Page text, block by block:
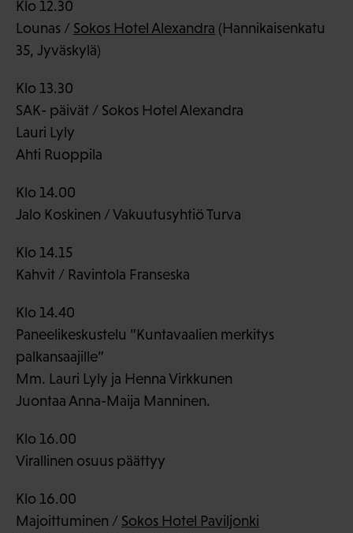
Klo 12.30
Lounas / Sokos Hotel Alexandra (Hannikaisenkatu
35, Jyväskylä)
Klo 13.30
SAK- päivät / Sokos Hotel Alexandra
Lauri Lyly
Ahti Ruoppila
Klo 14.00
Jalo Koskinen / Vakuutusyhtiö Turva
Klo 14.15
Kahvit / Ravintola Franseska
Klo 14.40
Paneelikeskustelu ”Kuntavaalien merkitys
palkansaajille”
Mm. Lauri Lyly ja Henna Virkkunen
Juontaa Anna-Maija Manninen.
Klo 16.00
Virallinen osuus päättyy
Klo 16.00
Majoittuminen / Sokos Hotel Paviljonki